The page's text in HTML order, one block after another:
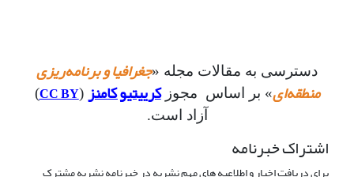
دسترسی به مقالات مجله «جغرافیا و برنامه‌ریزی
منطقه‌ای» بر اساس مجوزکرییتیو کامنز (
CC BY
)
آزاد است.
اشتراک خبرنامه